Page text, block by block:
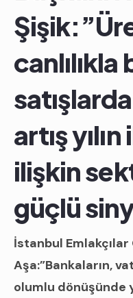
artış
ilişkin
güçlü
İstanbul Emlakçılar
Aşa:”Bankaların,
olumlu dönüşünde